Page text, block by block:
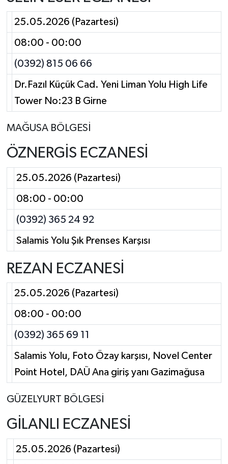
25.05.2026 (Pazartesi)
08:00 - 00:00
(0392) 815 06 66
Dr.Fazıl Küçük Cad. Yeni Liman Yolu High Life
Tower No:23 B Girne
MAĞUSA BÖLGESİ
ÖZNERGİS ECZANESİ
25.05.2026 (Pazartesi)
08:00 - 00:00
(0392) 365 24 92
Salamis Yolu Şık Prenses Karşısı
REZAN ECZANESİ
25.05.2026 (Pazartesi)
08:00 - 00:00
(0392) 365 69 11
Salamis Yolu, Foto Özay karşısı, Novel Center
Point Hotel, DAÜ Ana giriş yanı Gazimağusa
GÜZELYURT BÖLGESİ
GİLANLI ECZANESİ
25.05.2026 (Pazartesi)